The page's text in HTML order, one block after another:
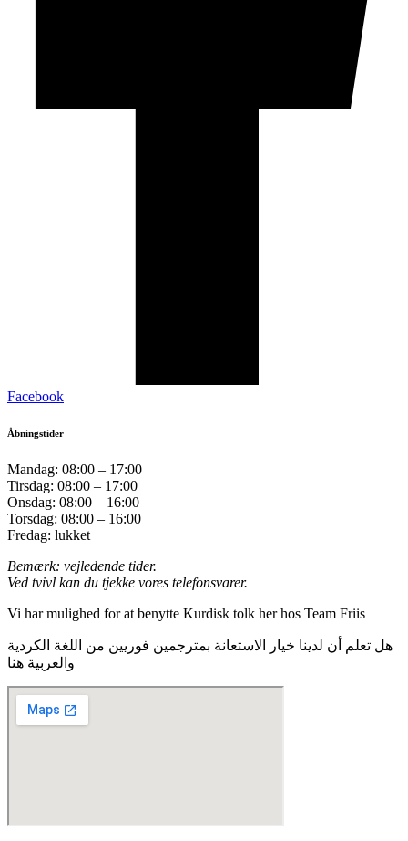
Facebook
Åbningstider
Mandag: 08:00 – 17:00
Tirsdag: 08:00 – 17:00
Onsdag: 08:00 – 16:00
Torsdag: 08:00 – 16:00
Fredag: lukket
Bemærk: vejledende tider.
Ved tvivl kan du tjekke vores telefonsvarer.
Vi har mulighed for at benytte Kurdisk tolk her hos Team Friis
هل تعلم أن لدينا خيار الاستعانة بمترجمين فوريين من اللغة الكردية